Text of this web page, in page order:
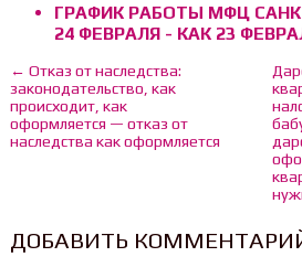
ГРАФИК РАБОТЫ МФЦ
24 ФЕВРАЛЯ - КАК 23
← Отказ от наследства:
законодательство, как
происходит, как
оформляется — отказ от
наследства как оформляется
ДОБАВИТЬ